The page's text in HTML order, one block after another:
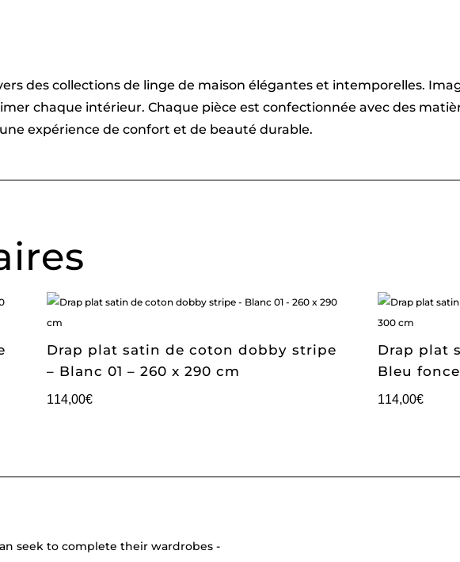
des collections de linge de maison élégantes et intemporelles.
chaque intérieur. Chaque pièce est confectionnée avec des
expérience de confort et de beauté durable.
Drap plat satin de coton dobby stripe
– Blanc 01 – 260 x 290 cm
114,00€
Drap plat
Bleu
114,00€
seek to complete their wardrobes -